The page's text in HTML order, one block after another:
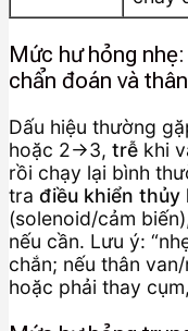
Mức hư hỏng
chẩn đoán và
Dấu hiệu thường
hoặc 2→3, trễ khi
rồi chạy lại bình
tra điều khiển thủy
(solenoid/cảm
nếu cần. Lưu ý:
chắn; nếu thân
hoặc phải thay